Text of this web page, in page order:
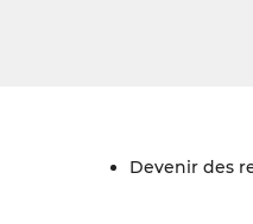
devenir des